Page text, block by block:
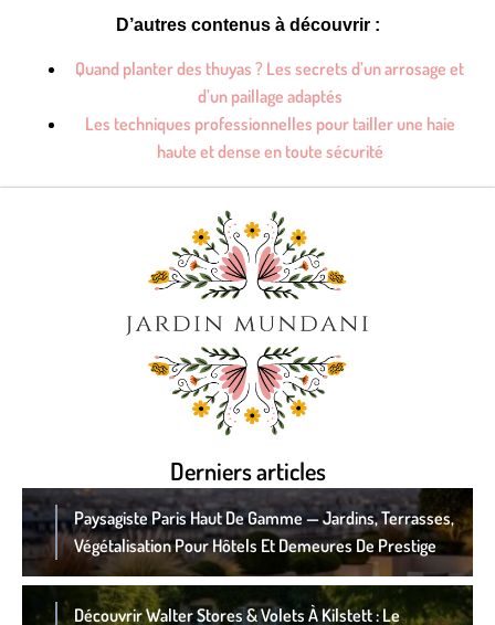
D’autres contenus à découvrir :
Quand planter des thuyas ? Les secrets d’un arrosage et
d’un paillage adaptés
Les techniques professionnelles pour tailler une haie
haute et dense en toute sécurité
Derniers articles
Paysagiste Paris Haut De Gamme — Jardins, Terrasses,
Végétalisation Pour Hôtels Et Demeures De Prestige
Découvrir Walter Stores & Volets À Kilstett : Le